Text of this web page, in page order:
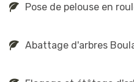
Pose de pelouse en
Abattage d'arbres